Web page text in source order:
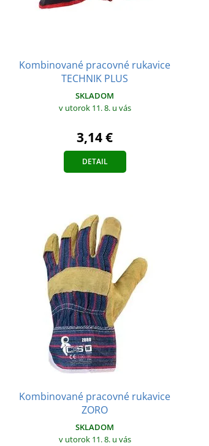
Kombinované pracovné rukavice
TECHNIK PLUS
SKLADOM
v utorok 11. 8. u vás
3,14 €
DETAIL
Kombinované pracovné rukavice
ZORO
SKLADOM
v utorok 11. 8. u vás